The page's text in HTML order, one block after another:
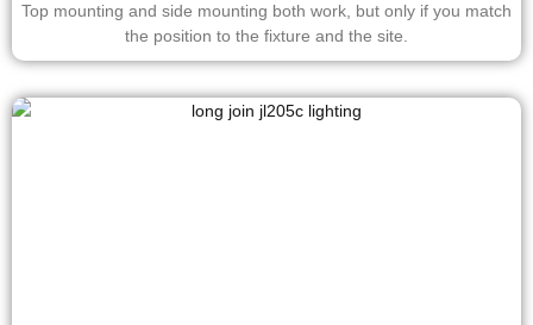
Top mounting and side mounting both work, but only if you match
the position to the fixture and the site.